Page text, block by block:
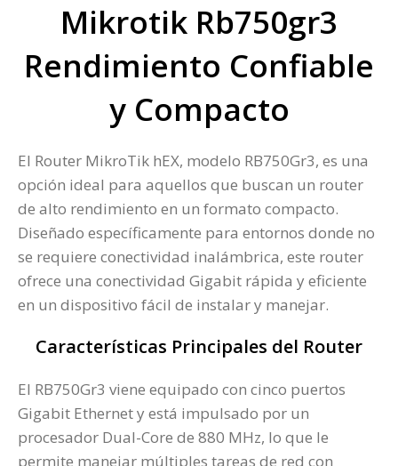
Mikrotik Rb750gr3
Rendimiento Confiable
y Compacto
El Router MikroTik hEX, modelo RB750Gr3, es una
opción ideal para aquellos que buscan un router
de alto rendimiento en un formato compacto.
Diseñado específicamente para entornos donde no
se requiere conectividad inalámbrica, este router
ofrece una conectividad Gigabit rápida y eficiente
en un dispositivo fácil de instalar y manejar.
Características Principales del Router
El RB750Gr3 viene equipado con cinco puertos
Gigabit Ethernet y está impulsado por un
procesador Dual-Core de 880 MHz, lo que le
permite manejar múltiples tareas de red con